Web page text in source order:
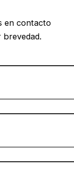
en contacto